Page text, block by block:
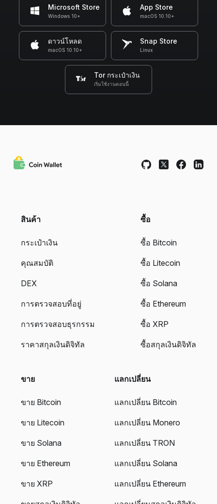
Microsoft Store
Windows 10+
App Store
macOS 10.10+
ดาวน์โหลด
macOS 10.10+
Snap Store
Linux
Tor กระเป๋าเงิน
เริ่มใช้งานตอนนี้
สินค้า
กระเป๋าเงิน
คุณสมบัติ
DEX
การตรวจสอบที่อยู่
การตรวจสอบธุรกรรม
ราคาสกุลเงินดิจิทัล
ซื้อ
ซื้อ Bitcoin
ซื้อ Litecoin
ซื้อ Solana
ซื้อ Ethereum
ซื้อ XRP
ซื้อสกุลเงินดิจิทัล
ขาย
ขาย Bitcoin
ขาย Litecoin
ขาย Solana
ขาย Ethereum
ขาย XRP
แลกเปลี่ยน
แลกเปลี่ยน Bitcoin
แลกเปลี่ยน Monero
แลกเปลี่ยน TRON
แลกเปลี่ยน Solana
แลกเปลี่ยน Ethereum